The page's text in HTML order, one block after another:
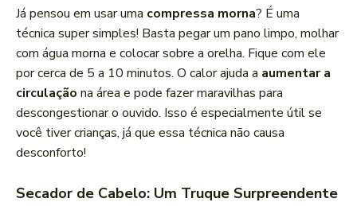
Já pensou em usar uma compressa morna? É uma
técnica super simples! Basta pegar um pano limpo, molhar
com água morna e colocar sobre a orelha. Fique com ele
por cerca de 5 a 10 minutos. O calor ajuda a aumentar a
circulação na área e pode fazer maravilhas para
descongestionar o ouvido. Isso é especialmente útil se
você tiver crianças, já que essa técnica não causa
desconforto!
Secador de Cabelo: Um Truque Surpreendente